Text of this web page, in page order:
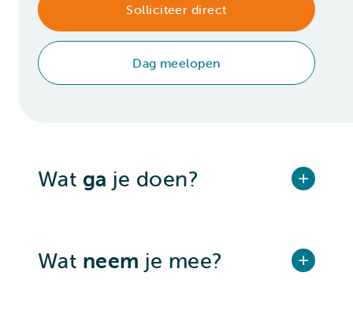
Solliciteer direct
Dag meelopen
Wat ga je doen?
Wat neem je mee?